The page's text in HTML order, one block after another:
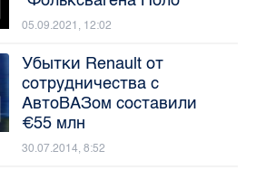
05.09.2021, 12:02
Убытки Renault от
сотрудничества с
АвтоВАЗом составили
€55 млн
30.07.2014, 8:52